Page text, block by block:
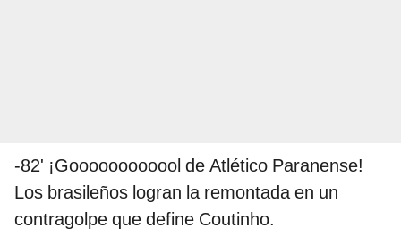
-82' ¡Goooooooooool de Atlético Paranense!
Los brasileños logran la remontada en un
contragolpe que define Coutinho.